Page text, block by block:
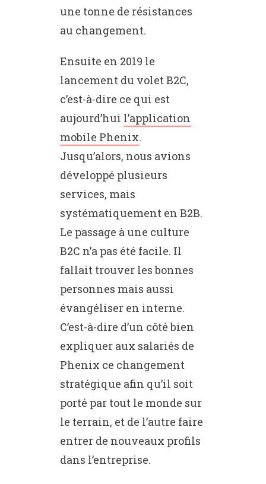
une tonne de résistances
au changement.
Ensuite en 2019 le
lancement du volet B2C,
c’est-à-dire ce qui est
aujourd’hui l’application
mobile Phenix.
Jusqu’alors, nous avions
développé plusieurs
services, mais
systématiquement en B2B.
Le passage à une culture
B2C n’a pas été facile. Il
fallait trouver les bonnes
personnes mais aussi
évangéliser en interne.
C’est-à-dire d’un côté bien
expliquer aux salariés de
Phenix ce changement
stratégique afin qu’il soit
porté par tout le monde sur
le terrain, et de l’autre faire
entrer de nouveaux profils
dans l’entreprise.